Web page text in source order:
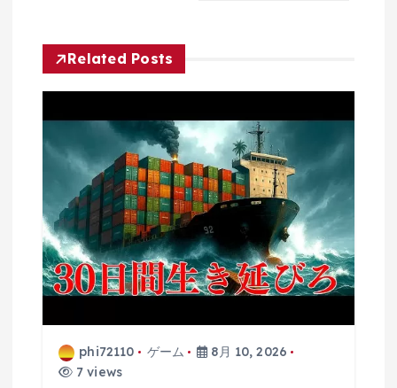
ー
シ
ョ
ン
Related Posts
phi72110 ゲーム
8月 10, 2026
7 views